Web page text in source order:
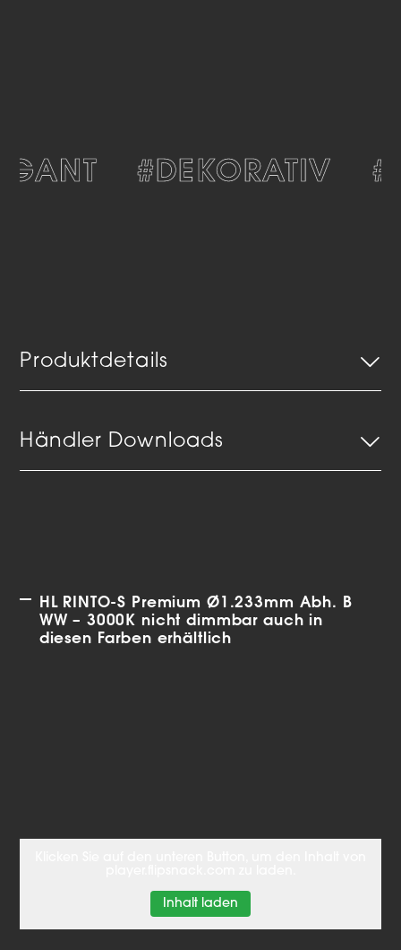
#DEKORATIV
Produktdetails
Händler Downloads
HL RINTO-S Premium Ø1.233mm Abh. B
WW – 3000K nicht dimmbar auch in
diesen Farben erhältlich
Inhalt laden